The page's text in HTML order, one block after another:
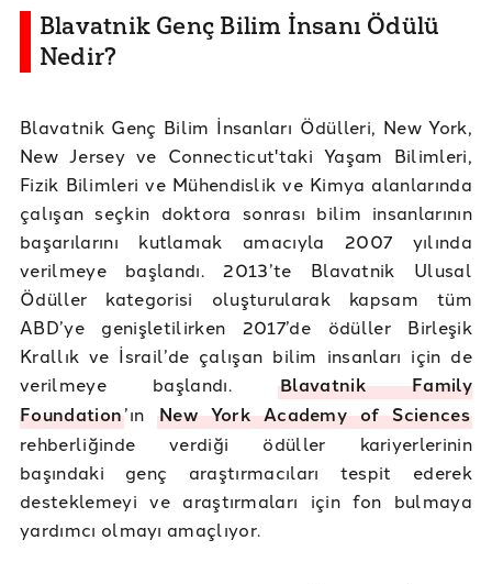
Blavatnik Genç Bilim İnsanı Ödülü
Nedir?
Blavatnik Genç Bilim İnsanları Ödülleri, New York,
New Jersey ve Connecticut'taki Yaşam Bilimleri,
Fizik Bilimleri ve Mühendislik ve Kimya alanlarında
çalışan seçkin doktora sonrası bilim insanlarının
başarılarını kutlamak amacıyla 2007 yılında
verilmeye başlandı. 2013’te Blavatnik Ulusal
Ödüller kategorisi oluşturularak kapsam tüm
ABD’ye genişletilirken 2017’de ödüller Birleşik
Krallık ve İsrail’de çalışan bilim insanları için de
verilmeye başlandı.Blavatnik Family
Foundation’ın New York Academy of Sciences
rehberliğinde verdiği ödüller kariyerlerinin
başındaki genç araştırmacıları tespit ederek
desteklemeyi ve araştırmaları için fon bulmaya
yardımcı olmayı amaçlıyor.